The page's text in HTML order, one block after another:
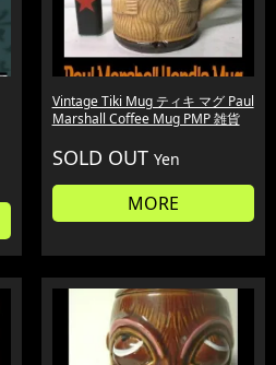
Vintage Tiki Mug ティキ マグ Paul
Marshall Coffee Mug PMP 雑貨
SOLD OUT Yen
MORE